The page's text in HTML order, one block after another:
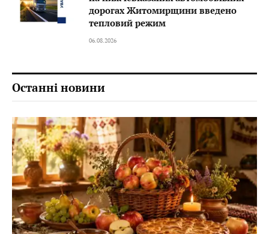
дорогах Житомирщини введено
тепловий режим
06.08.2026
Останні новини